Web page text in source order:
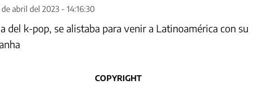
de abril del 2023 - 14:16:30
del k-pop, se alistaba para venir a Latinoamérica con su
COPYRIGHT